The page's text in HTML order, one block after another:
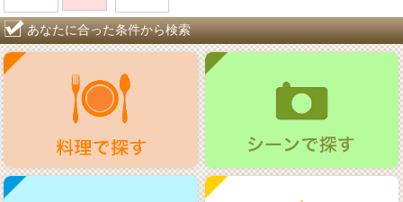
あなたに合った条件から検索